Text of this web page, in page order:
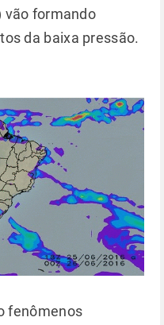
vão formando
da baixa pressão.
fenômenos